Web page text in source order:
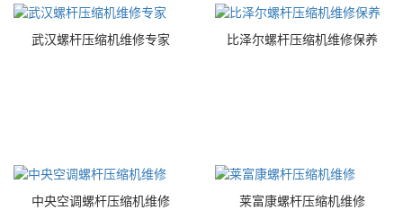
武汉螺杆压缩机维修专家 比泽尔螺杆压缩机维修保养
中央空调螺杆压缩机维修 莱富康螺杆压缩机维修